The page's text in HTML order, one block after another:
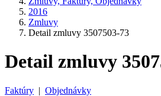
2016
Zmluvy
Detail zmluvy 3507503-73
Detail zmluvy
Faktúry | Objednávky